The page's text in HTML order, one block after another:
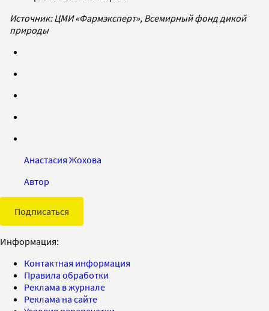
Источник: ЦМИ «Фармэксперт», Всемирный фонд дикой
природы
Анастасия Жохова
Автор
Подписаться
Информация:
Контактная информация
Правила обработки
Реклама в журнале
Реклама на сайте